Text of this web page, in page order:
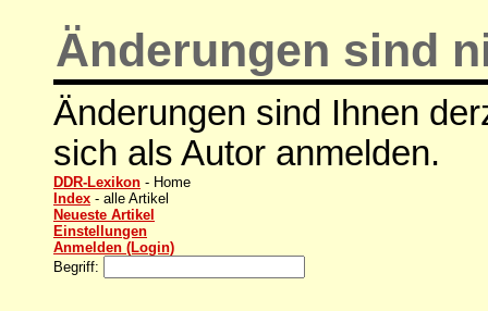
Änderungen sind
Änderungen sind Ihnen
sich als Autor anmelden.
DDR-Lexikon - Home
Index - alle Artikel
Neueste Artikel
Einstellungen
Anmelden (Login)
Begriff: